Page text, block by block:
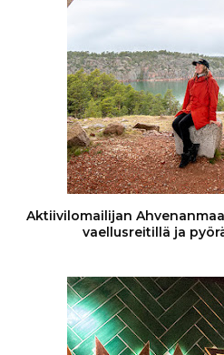
Aktiivilomailijan
vaellusreitillä ja